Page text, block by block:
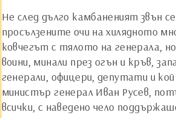
Не след дълго камбаненият звън
просълзените очи на хилядното
ковчегът с тялото на генерала,
воини, минали през огън и кръв,
генерали, офицери, депутати и
министър генерал Иван Русев,
всички, с наведено чело